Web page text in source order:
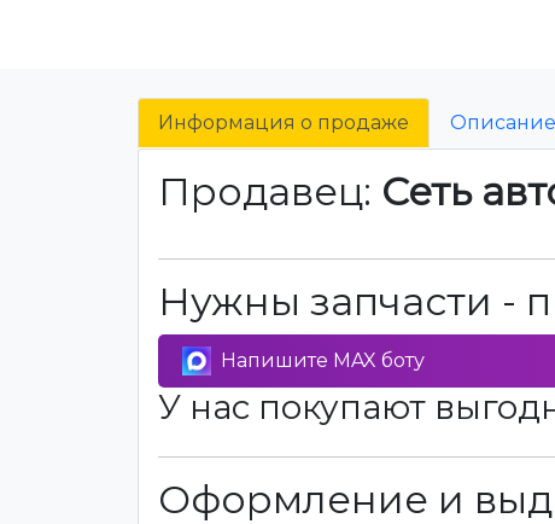
Информация о продаже Описание
Продавец: Сеть
Нужны запчасти -
Напишите MAX боту
У нас покупают
Оформление и